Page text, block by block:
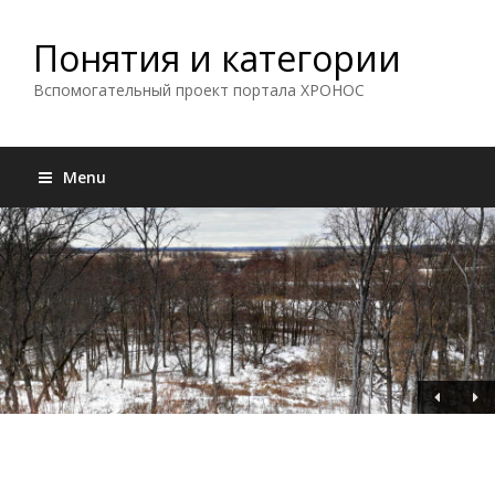
Понятия и категории
Вспомогательный проект портала ХРОНОС
Menu